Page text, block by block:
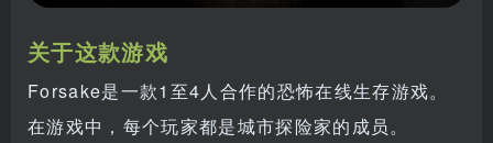
关于这款游戏
Forsake是一款1至4人合作的恐怖在线生存游戏。
在游戏中，每个玩家都是城市探险家的成员。